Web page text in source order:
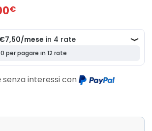
€
attuale
è:
30,00€.
senza interessi con